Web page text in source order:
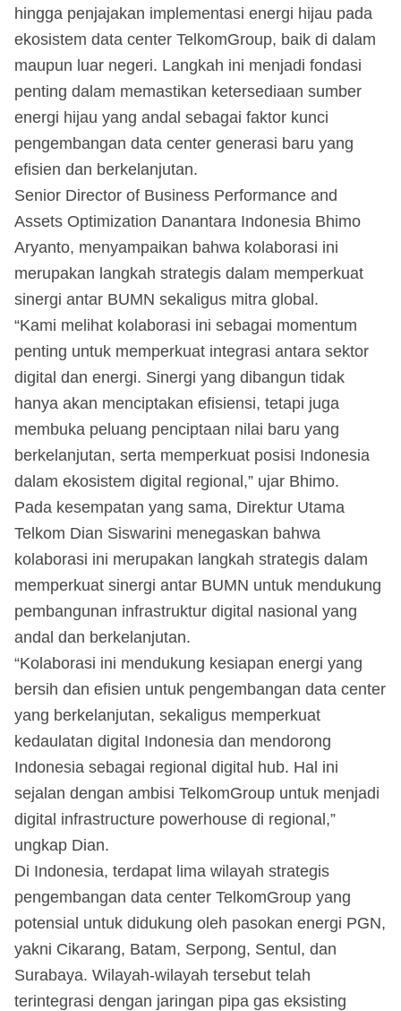
hingga penjajakan implementasi energi hijau pada
ekosistem data center TelkomGroup, baik di dalam
maupun luar negeri. Langkah ini menjadi fondasi
penting dalam memastikan ketersediaan sumber
energi hijau yang andal sebagai faktor kunci
pengembangan data center generasi baru yang
efisien dan berkelanjutan.
Senior Director of Business Performance and
Assets Optimization Danantara Indonesia Bhimo
Aryanto, menyampaikan bahwa kolaborasi ini
merupakan langkah strategis dalam memperkuat
sinergi antar BUMN sekaligus mitra global.
“Kami melihat kolaborasi ini sebagai momentum
penting untuk memperkuat integrasi antara sektor
digital dan energi. Sinergi yang dibangun tidak
hanya akan menciptakan efisiensi, tetapi juga
membuka peluang penciptaan nilai baru yang
berkelanjutan, serta memperkuat posisi Indonesia
dalam ekosistem digital regional,” ujar Bhimo.
Pada kesempatan yang sama, Direktur Utama
Telkom Dian Siswarini menegaskan bahwa
kolaborasi ini merupakan langkah strategis dalam
memperkuat sinergi antar BUMN untuk mendukung
pembangunan infrastruktur digital nasional yang
andal dan berkelanjutan.
“Kolaborasi ini mendukung kesiapan energi yang
bersih dan efisien untuk pengembangan data center
yang berkelanjutan, sekaligus memperkuat
kedaulatan digital Indonesia dan mendorong
Indonesia sebagai regional digital hub. Hal ini
sejalan dengan ambisi TelkomGroup untuk menjadi
digital infrastructure powerhouse di regional,”
ungkap Dian.
Di Indonesia, terdapat lima wilayah strategis
pengembangan data center TelkomGroup yang
potensial untuk didukung oleh pasokan energi PGN,
yakni Cikarang, Batam, Serpong, Sentul, dan
Surabaya. Wilayah-wilayah tersebut telah
terintegrasi dengan jaringan pipa gas eksisting